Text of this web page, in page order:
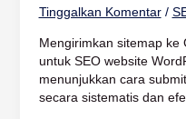
Tinggalkan Komentar /
Mengirimkan sitemap ke
untuk SEO website
menunjukkan cara
secara sistematis dan